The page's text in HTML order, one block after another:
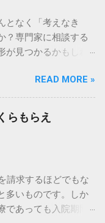
となく「考えなき
？専門家に相談する
見つかるかもしれ
ドバイスはこちら
貯金だけで足りるだ
費に対する不安は頭
充実している国で
ではありません。 特
の短縮や通院治療
ときに十分なサポー
の記事では、公的制
ぴったりの医療保
READ MORE »
らもらえ
請求するほどでもな
多いものです。しか
あっても入院期間